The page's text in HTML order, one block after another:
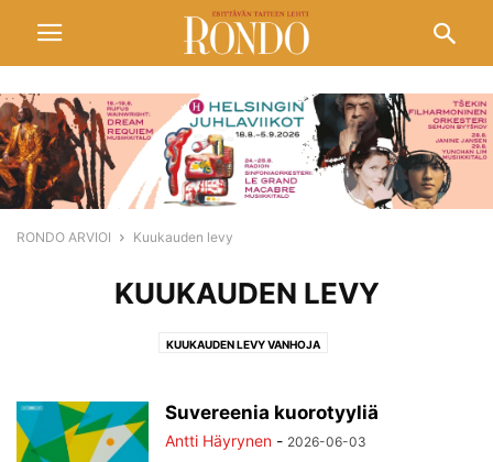
RONDO ARVIOI Kuukauden levy
KUUKAUDEN LEVY
KUUKAUDEN LEVY VANHOJA
Suvereenia kuorotyyliä
Antti Häyrynen - 2026-06-03